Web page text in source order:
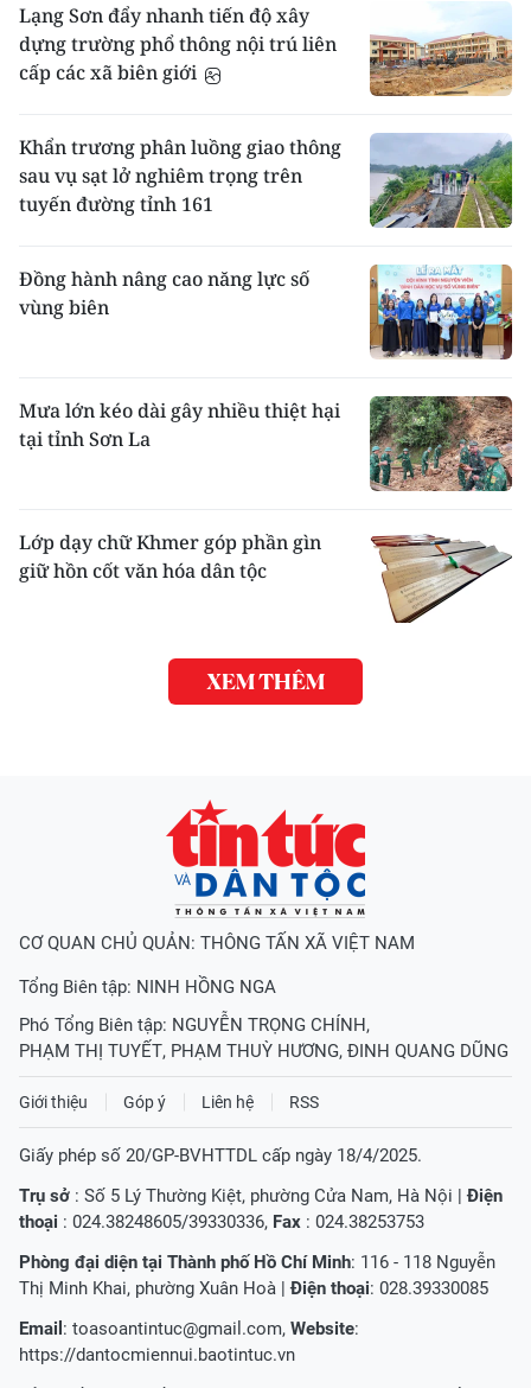
Lạng Sơn đẩy nhanh tiến độ xây
dựng trường phổ thông nội trú liên
cấp các xã biên giới
Khẩn trương phân luồng giao thông
sau vụ sạt lở nghiêm trọng trên
tuyến đường tỉnh 161
Đồng hành nâng cao năng lực số
vùng biên
Mưa lớn kéo dài gây nhiều thiệt hại
tại tỉnh Sơn La
Lớp dạy chữ Khmer góp phần gìn
giữ hồn cốt văn hóa dân tộc
XEM THÊM
CƠ QUAN CHỦ QUẢN: THÔNG TẤN XÃ VIỆT NAM
Tổng Biên tập: NINH HỒNG NGA
Phó Tổng Biên tập: NGUYỄN TRỌNG CHÍNH,
PHẠM THỊ TUYẾT, PHẠM THUỲ HƯƠNG, ĐINH QUANG DŨNG
Giới thiệu Góp ý Liên hệ RSS
Giấy phép số 20/GP-BVHTTDL cấp ngày 18/4/2025.
Trụ sở : Số 5 Lý Thường Kiệt, phường Cửa Nam, Hà Nội |Điện
thoại : 024.38248605/39330336, Fax : 024.38253753
Phòng đại diện tại Thành phố Hồ Chí Minh: 116 - 118 Nguyễn
Thị Minh Khai, phường Xuân Hoà |Điện thoại: 028.39330085
Email : toasoantintuc@gmail.com, Website:
https://dantocmiennui.baotintuc.vn